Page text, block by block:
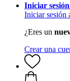
Iniciar sesión
Iniciar sesión
¿Eres un
Crear una